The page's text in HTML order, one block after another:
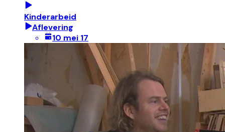
Kinderarbeid
Aflevering
10 mei 17